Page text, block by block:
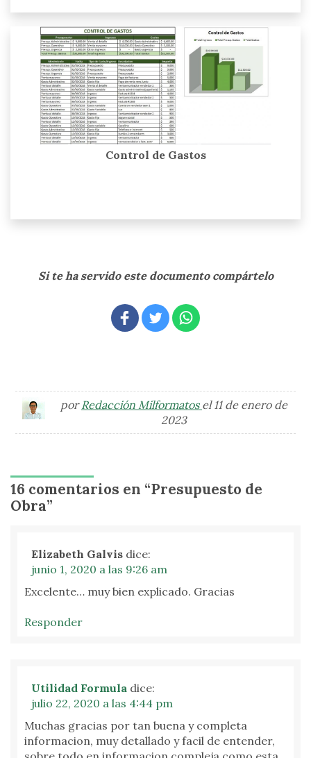
Control de Gastos
Si te ha servido este documento compártelo
por Redacción Milformatos el 11 de enero de
2023
16 comentarios en “Presupuesto de
Obra”
Elizabeth Galvis dice:
junio 1, 2020 a las 9:26 am
Excelente… muy bien explicado. Gracias
Responder
Utilidad Formula dice:
julio 22, 2020 a las 4:44 pm
Muchas gracias por tan buena y completa
informacion, muy detallado y facil de entender,